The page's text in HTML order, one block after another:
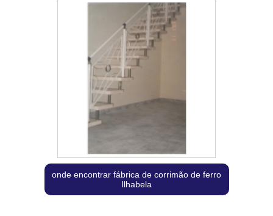
onde encontrar fábrica de corrimão de ferro
Ilhabela